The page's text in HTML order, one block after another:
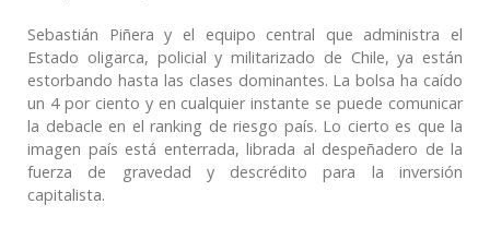
Sebastián Piñera y el equipo central que administra el
Estado oligarca, policial y militarizado de Chile, ya están
estorbando hasta las clases dominantes. La bolsa ha caído
un 4 por ciento y en cualquier instante se puede comunicar
la debacle en el ranking de riesgo país. Lo cierto es que la
imagen país está enterrada, librada al despeñadero de la
fuerza de gravedad y descrédito para la inversión
capitalista.